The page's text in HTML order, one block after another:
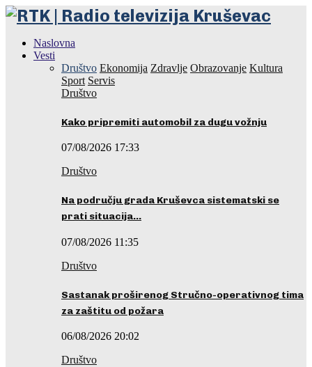
Naslovna
Vesti
Društvo Ekonomija Zdravlje Obrazovanje Kultura
Sport Servis
Društvo
Kako pripremiti automobil za dugu vožnju
07/08/2026 17:33
Društvo
Na području grada Kruševca sistematski se
prati situacija…
07/08/2026 11:35
Društvo
Sastanak proširenog Stručno-operativnog tima
za zaštitu od požara
06/08/2026 20:02
Društvo